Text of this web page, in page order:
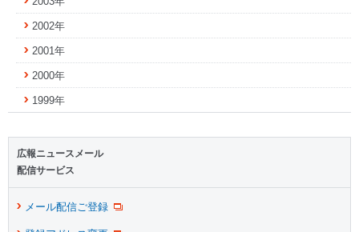
2002年
2001年
2000年
1999年
広報ニュースメール
配信サービス
メール配信ご登録